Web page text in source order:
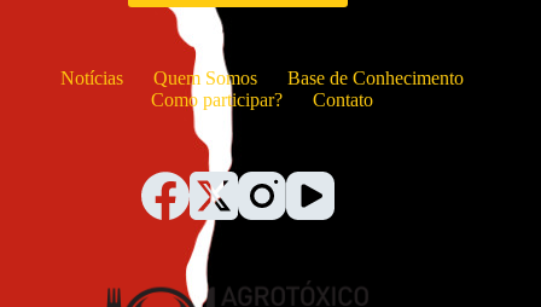
Notícias Quem Somos
Base de Conhecimento
Como participar?
Contato